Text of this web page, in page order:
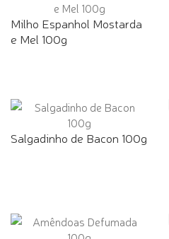
Milho Espanhol Mostarda
e Mel 100g
Salgadinho de Bacon 100g